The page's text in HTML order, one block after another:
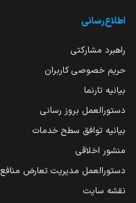
اطلاع‌رسانی
راهبرد مشارکتی
حریم خصوصی کاربران
بیانیه تارنما
دستورالعمل بروز رسانی
بیانیه توافق سطح خدمات
منشور اخلاقی
دستورالعمل مدیریت تعارض منافع
نقشه سایت